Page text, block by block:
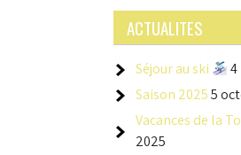
ACTUALITES
Séjour au ski
4
Saison 20255
Vacances de la
2025